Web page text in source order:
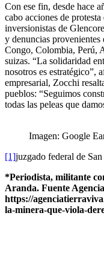
Con ese fin, desde hace
cabo acciones de
inversionistas de
y denuncias
Congo, Colombia, Perú,
suizas. “La solidaridad
nosotros es estratégico”,
empresarial, Zocchi
pueblos: “Seguimos
todas las peleas que
Imagen: Google
[1]juzgado federal de
*Periodista, militante
Aranda. Fuente
https://
la-minera-que-viola-